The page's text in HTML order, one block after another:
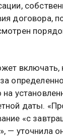
договора,
включать,
на
даты.
«с
— уточнила